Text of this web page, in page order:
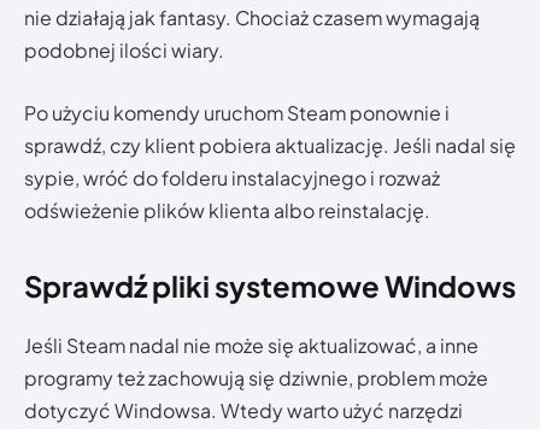
nie działają jak fantasy. Chociaż czasem wymagają
podobnej ilości wiary.
Po użyciu komendy uruchom Steam ponownie i
sprawdź, czy klient pobiera aktualizację. Jeśli nadal się
sypie, wróć do folderu instalacyjnego i rozważ
odświeżenie plików klienta albo reinstalację.
Sprawdź pliki systemowe Windows
Jeśli Steam nadal nie może się aktualizować, a inne
programy też zachowują się dziwnie, problem może
dotyczyć Windowsa. Wtedy warto użyć narzędzi